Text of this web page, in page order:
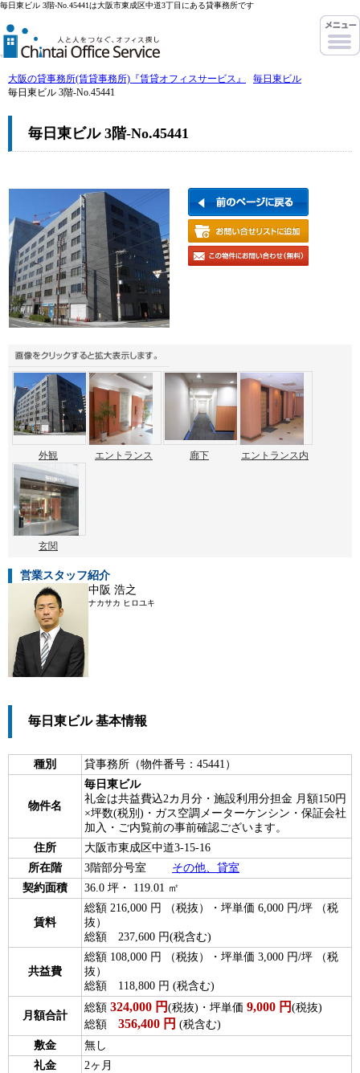
毎日東ビル 3階-No.45441は大阪市東成区中道3丁目にある貸事務所です
大阪の貸事務所(賃貸事務所)『賃貸オフィスサービス』
毎日東ビル
毎日東ビル 3階-No.45441
毎日東ビル 3階-No.45441
外観 エントランス 廊下 エントランス内
玄関
営業スタッフ紹介
中阪 浩之
ナカサカ ヒロユキ
毎日東ビル 基本情報
種別 貸事務所（物件番号：45441）
物件名
毎日東ビル
礼金は共益費込2カ月分・施設利用分担金 月額150円
×坪数(税別)・ガス空調メーターケンシン・保証会社
加入・ご内覧前の事前確認ございます。
住所
大阪市東成区中道3-15-16
所在階
3階部分号室 その他、貸室
契約面積
36.0 坪・ 119.01 ㎡
賃料
総額 216,000 円 （税抜）・坪単価 6,000 円/坪 （税
抜）
総額 237,600 円(税含む)
共益費
総額 108,000 円 （税抜）・坪単価 3,000 円/坪 （税
抜）
総額 118,800 円 (税含む)
月額合計
総額 324,000 円 (税抜)・坪単価 9,000 円 (税抜)
総額 356,400 円 (税含む)
敷金
無し
礼金
2ヶ月